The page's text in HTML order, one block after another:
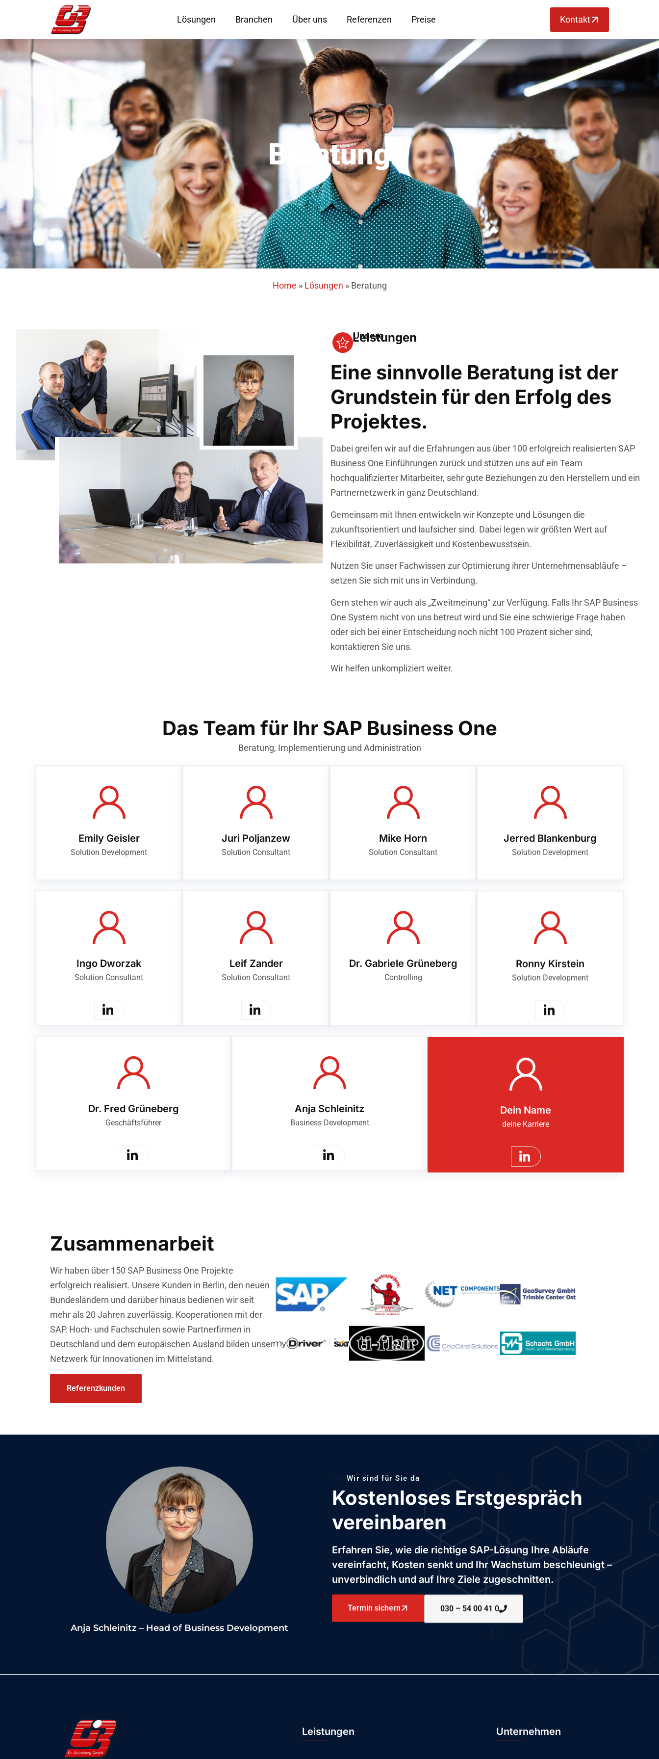
Lösungen Branchen Über uns Referenzen Preise Kontakt
Beratung
Home » Lösungen » Beratung
Unsere
Leistungen
Eine sinnvolle Beratung ist der
Grundstein für den Erfolg des
Projektes.
Dabei greifen wir auf die Erfahrungen aus über 100 erfolgreich realisierten SAP
Business One Einführungen zurück und stützen uns auf ein Team
hochqualifizierter Mitarbeiter, sehr gute Beziehungen zu den Herstellern und ein
Partnernetzwerk in ganz Deutschland.
Gemeinsam mit Ihnen entwickeln wir Konzepte und Lösungen die
zukunftsorientiert und laufsicher sind. Dabei legen wir größten Wert auf
Flexibilität, Zuverlässigkeit und Kostenbewusstsein.
Nutzen Sie unser Fachwissen zur Optimierung ihrer Unternehmensabläufe –
setzen Sie sich mit uns in Verbindung.
Gern stehen wir auch als „Zweitmeinung“ zur Verfügung. Falls Ihr SAP Business
One System nicht von uns betreut wird und Sie eine schwierige Frage haben
oder sich bei einer Entscheidung noch nicht 100 Prozent sicher sind,
kontaktieren Sie uns.
Wir helfen unkompliziert weiter.
Das Team für Ihr SAP Business One
Beratung, Implementierung und Administration
Emily Geisler
Solution Development
Juri Poljanzew
Solution Consultant
Mike Horn
Solution Consultant
Jerred Blankenburg
Solution Development
Ingo Dworzak
Solution Consultant
Leif Zander
Solution Consultant
Dr. Gabriele Grüneberg
Controlling
Ronny Kirstein
Solution Development
Dr. Fred Grüneberg
Geschäftsführer
Anja Schleinitz
Business Development
Dein Name
deine Karriere
Zusammenarbeit
Wir haben über 150 SAP Business One Projekte
erfolgreich realisiert. Unsere Kunden in Berlin, den neuen
Bundesländern und darüber hinaus bedienen wir seit
mehr als 20 Jahren zuverlässig. Kooperationen mit der
SAP, Hoch- und Fachschulen sowie Partnerfirmen in
Deutschland und dem europäischen Ausland bilden unser
Netzwerk für Innovationen im Mittelstand.
Referenzkunden
Anja Schleinitz – Head of Business Development
Wir sind für Sie da
Kostenloses Erstgespräch
vereinbaren
Erfahren Sie, wie die richtige SAP-Lösung Ihre Abläufe
vereinfacht, Kosten senkt und Ihr Wachstum beschleunigt –
unverbindlich und auf Ihre Ziele zugeschnitten.
Termin sichern 030 – 54 00 41 0
Leistungen Unternehmen